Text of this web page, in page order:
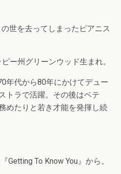
世を去ってしまったピアニス
ー州グリーンウッド生まれ。
年代から80年にかけてデュー
トラで活躍。その後はベテ
めたりと若き才能を発揮し続
Getting To Know You』から。